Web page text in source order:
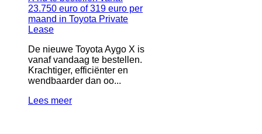
De nieuwe Toyota Aygo X is
vanaf vandaag te bestellen.
Krachtiger, efficiënter en
wendbaarder dan oo...
Lees meer